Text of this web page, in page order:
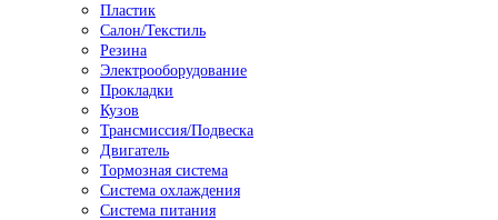
Пластик
Салон/Текстиль
Резина
Электрооборудование
Прокладки
Кузов
Трансмиссия/Подвеска
Двигатель
Тормозная система
Система охлаждения
Система питания